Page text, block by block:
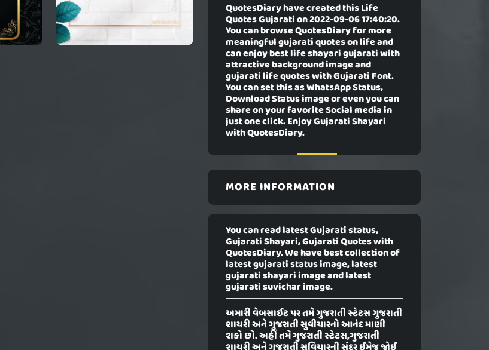
QuotesDiary have created thisLife
Quotes Gujaration 2022-09-06 17:40:20.
You can browse QuotesDiary for more
meaningful gujarati quotes on life and
can enjoy best life shayari gujarati with
attractive background image and
gujarati life quotes with Gujarati Font.
You can set this as WhatsApp Status,
Download Status image or even you can
share on your favorite Social media in
just one click. Enjoy Gujarati Shayari
with QuotesDiary.
MORE INFORMATION
You can read latest Gujarati status,
Gujarati Shayari, Gujarati Quotes with
QuotesDiary. We have best collection of
latest gujarati status image, latest
gujarati shayari image and latest
gujarati suvichar image.
અમારી વેબસાઈટ પર તમે ગુજરાતી સ્ટેટસ ગુજરાતી
શાયરી અને ગુજરાતી સુવીચારનો આનંદ માણી
શકો છો. અહીં તમે ગુજરાતી સ્ટેટસ,ગુજરાતી